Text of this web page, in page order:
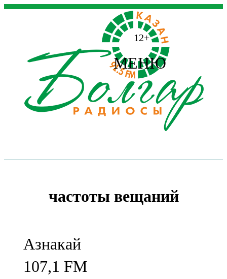
12+
МЕНЮ
частоты вещаний
Азнакай
107,1 FM